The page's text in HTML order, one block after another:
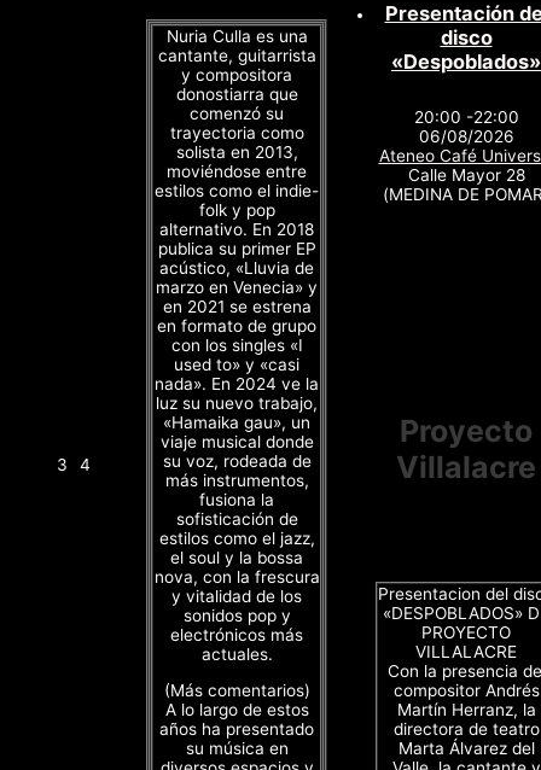
3 4
Nuria Culla es una
cantante, guitarrista
y compositora
donostiarra que
comenzó su
trayectoria como
solista en 2013,
moviéndose entre
estilos como el indie-
folk y pop
alternativo. En 2018
publica su primer EP
acústico, «Lluvia de
marzo en Venecia» y
en 2021 se estrena
en formato de grupo
con los singles «I
used to» y «casi
nada». En 2024 ve la
luz su nuevo trabajo,
«Hamaika gau», un
viaje musical donde
su voz, rodeada de
más instrumentos,
fusiona la
sofisticación de
estilos como el jazz,
el soul y la bossa
nova, con la frescura
y vitalidad de los
sonidos pop y
electrónicos más
actuales.
(Más comentarios)
A lo largo de estos
años ha presentado
su música en
Presentación
disco
«Despoblados»
20:00 -22:00
06/08/2026
Ateneo Café
Calle Mayor 28
(MEDINA DE
Proyecto
Villalacre
Presentacion del
«DESPOBLADOS»
PROYECTO
VILLALACRE
Con la presencia
compositor Andrés
Martín Herranz, la
directora de teatro
Marta Álvarez del